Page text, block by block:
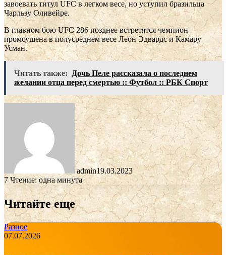
завоевать титул UFC в легком весе, но уступил бразильца
Чарльзу Оливейре.
В главном бою UFC 286 позднее встретятся чемпион
промоушена в полусреднем весе Леон Эдвардс и Камару
Усман.
Читать также:
Дочь Пеле рассказала о последнем
желании отца перед смертью :: Футбол :: РБК Спорт
admin19.03.2023
7Чтение: одна минута
Читайте еще
Разное
07.07.2026